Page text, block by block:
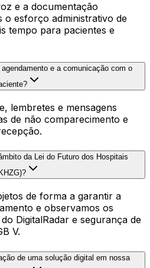
e a documentação
o esforço administrativo de
tempo para pacientes e
e a comunicação com o
lembretes e mensagens
de não comparecimento e
da Lei do Futuro dos Hospitais
de forma a garantir a
e observamos os
DigitalRadar e segurança de
V.
de uma solução digital em nossa